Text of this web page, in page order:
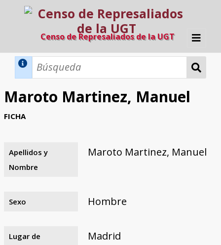
Censo de Represaliados de la UGT
Inicio
Búsqueda Dinámica
Búsqueda Avanzada
Razones y objetivos
El equipo
Colaboradores
Fuentes documentales
Maroto Martinez, Manuel
FICHA
Apellidos y
Nombre
Maroto Martinez, Manuel
Sexo Hombre
Lugar de
Madrid